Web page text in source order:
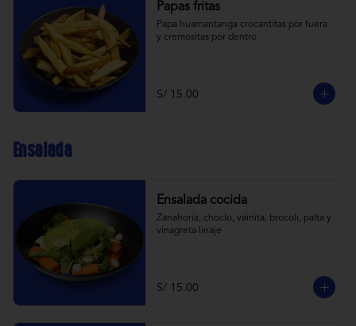
Papas fritas
Papa huamantanga crocantitas por fuera
y cremositas por dentro
S/ 15.00
Ensalada
Ensalada cocida
Zanahoria, choclo, vainita, brocoli, palta y
vinagreta linaje
S/ 15.00